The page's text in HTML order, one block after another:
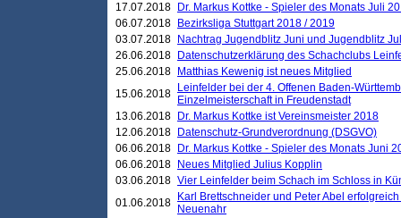
17.07.2018
Dr. Markus Kottke - Spieler des Monats Juli
06.07.2018
Bezirksliga Stuttgart 2018 / 2019
03.07.2018
Nachtrag Jugendblitz Juni und Jugendblitz
26.06.2018
Datenschutzerklärung des Schachclubs
25.06.2018
Matthias Kewenig ist neues Mitglied
15.06.2018
Leinfelder bei der 4. Offenen Baden-
Einzelmeisterschaft in Freudenstadt
13.06.2018
Dr. Markus Kottke ist Vereinsmeister 2018
12.06.2018
Datenschutz-Grundverordnung (DSGVO)
06.06.2018
Dr. Markus Kottke - Spieler des Monats Juni
06.06.2018
Neues Mitglied Julius Kopplin
03.06.2018 Vier Leinfelder beim Schach im Schloss in
01.06.2018
Karl Brettschneider und Peter Abel
Neuenahr